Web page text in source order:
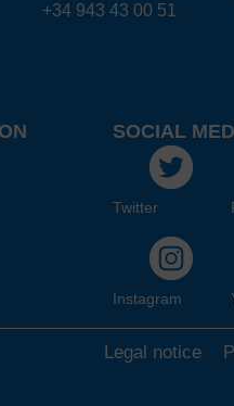
+34 943 43 00 51
SOCIAL
Twitter
Instagram
Legal notice